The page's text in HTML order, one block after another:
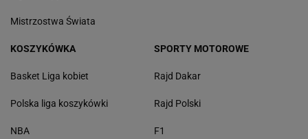
Mistrzostwa Świata
KOSZYKÓWKA
Basket Liga kobiet
Polska liga koszykówki
NBA
SPORTY MOTOROWE
Rajd Dakar
Rajd Polski
F1